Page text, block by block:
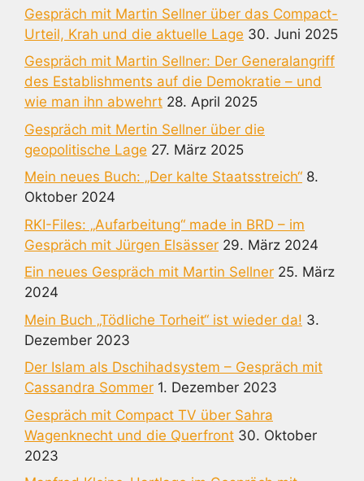
Gespräch mit Martin Sellner über das Compact-
Urteil, Krah und die aktuelle Lage 30. Juni 2025
Gespräch mit Martin Sellner: Der Generalangriff
des Establishments auf die Demokratie – und
wie man ihn abwehrt 28. April 2025
Gespräch mit Mertin Sellner über die
geopolitische Lage 27. März 2025
Mein neues Buch: „Der kalte Staatsstreich“ 8.
Oktober 2024
RKI-Files: „Aufarbeitung“ made in BRD – im
Gespräch mit Jürgen Elsässer 29. März 2024
Ein neues Gespräch mit Martin Sellner 25. März
2024
Mein Buch „Tödliche Torheit“ ist wieder da! 3.
Dezember 2023
Der Islam als Dschihadsystem – Gespräch mit
Cassandra Sommer 1. Dezember 2023
Gespräch mit Compact TV über Sahra
Wagenknecht und die Querfront 30. Oktober
2023